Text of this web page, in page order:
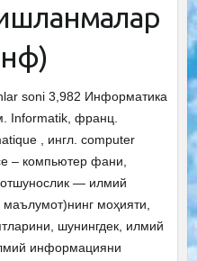
soni 3,982 Информатика
Informatik, франц.
, ингл. computer
– компьютер фани,
— илмий
моҳияти,
шунингдек, илмий
информацияни